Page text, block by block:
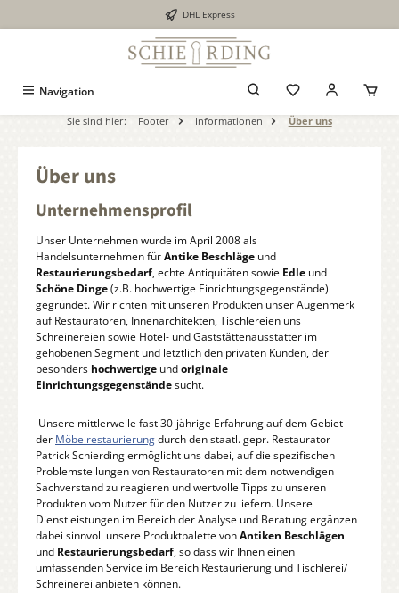
DHL Express
Navigation
Sie sind hier: Footer Informationen Über uns
Über uns
Unternehmensprofil
Unser Unternehmen wurde im April 2008 als
Handelsunternehmen fürAntike Beschläge und
Restaurierungsbedarf, echte Antiquitäten sowie Edle und
Schöne Dinge(z.B. hochwertige Einrichtungsgegenstände)
gegründet. Wir richten mit unseren Produkten unser Augenmerk
auf Restauratoren, Innenarchitekten, Tischlereien uns
Schreinereien sowie Hotel- und Gaststättenausstatter im
gehobenen Segment und letztlich den privaten Kunden, der
besonders hochwertige undoriginale
Einrichtungsgegenständesucht.
Unsere mittlerweile fast 30-jährige Erfahrung auf dem Gebiet
der Möbelrestaurierungdurch den staatl. gepr. Restaurator
Patrick Schierding ermöglicht uns dabei, auf die spezifischen
Problemstellungen von Restauratoren mit dem notwendigen
Sachverstand zu reagieren und wertvolle Tipps zu unseren
Produkten vom Nutzer für den Nutzer zu liefern. Unsere
Dienstleistungen im Bereich der Analyse und Beratung ergänzen
dabei sinnvoll unsere Produktpalette vonAntiken Beschlägen
und Restaurierungsbedarf, so dass wir Ihnen einen
umfassenden Service im Bereich Restaurierung und Tischlerei/
Schreinerei anbieten können.